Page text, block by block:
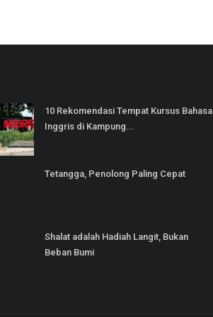
10 Rekomendasi Tempat Kursus Bahasa
Inggris di Kampung...
Tetangga, Penolong Paling Cepat
Shalat adalah Hadiah Langit, Bukan
Beban Bumi